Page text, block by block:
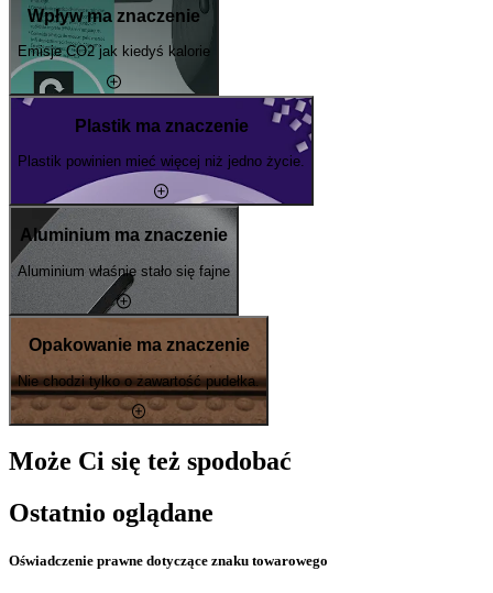
Wpływ ma znaczenie
Emisje CO2 jak kiedyś kalorie
Plastik ma znaczenie
Plastik powinien mieć więcej niż jedno życie.
Aluminium ma znaczenie
Aluminium właśnie stało się fajne
Opakowanie ma znaczenie
Nie chodzi tylko o zawartość pudełka.
Może Ci się też spodobać
Ostatnio oglądane
Oświadczenie prawne dotyczące znaku towarowego